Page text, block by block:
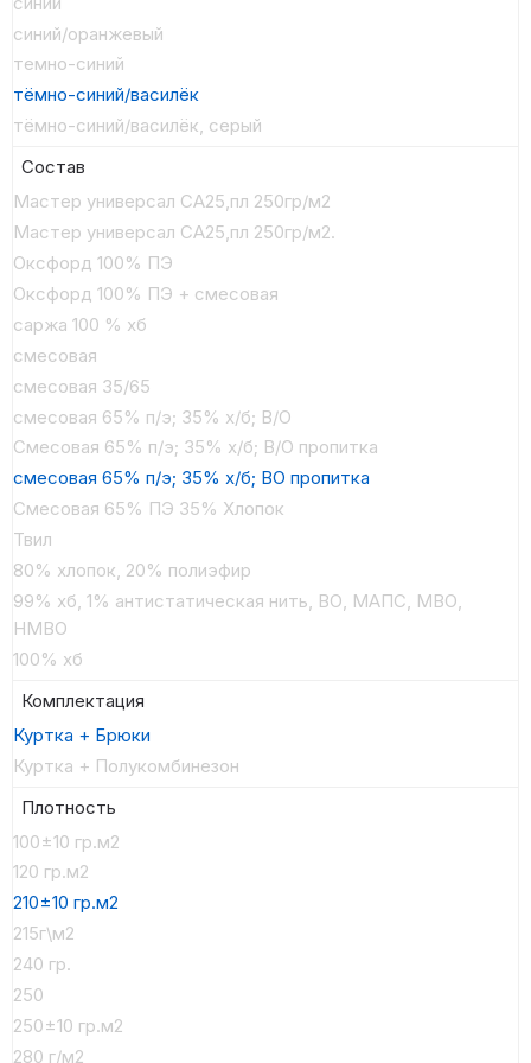
синий/оранжевый
темно-синий
тёмно-синий/василёк
тёмно-синий/василёк, серый
Состав
Мастер универсал СА25,пл 250гр/м2
Мастер универсал СА25,пл 250гр/м2.
Оксфорд 100% ПЭ
Оксфорд 100% ПЭ + смесовая
саржа 100 % хб
смесовая
смесовая 35/65
смесовая 65% п/э; 35% х/б; В/О
Смесовая 65% п/э; 35% х/б; В/О пропитка
смесовая 65% п/э; 35% х/б; ВО пропитка
Смесовая 65% ПЭ 35% Хлопок
Твил
80% хлопок, 20% полиэфир
99% хб, 1% антистатическая нить, ВО, МАПС, МВО,
НМВО
100% хб
Комплектация
Куртка + Брюки
Куртка + Полукомбинезон
Плотность
100±10 гр.м2
120 гр.м2
210±10 гр.м2
215г\м2
240 гр.
250
250±10 гр.м2
280 г/м2